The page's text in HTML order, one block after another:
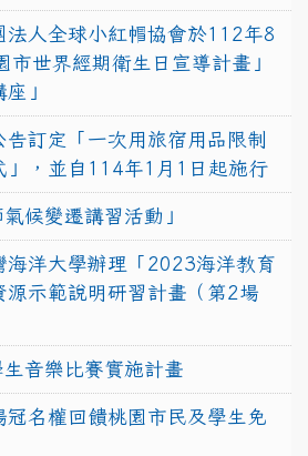
法人全球小紅帽協會於112年8
市世界經期衛生日宣導計畫」
」
訂定「一次用旅宿用品限制
」，並自114年1月1日起施行
候變遷講習活動」
海洋大學辦理「2023海洋教育
源示範說明研習計畫（第2場
音樂比賽實施計畫
冠名權回饋桃園市民及學生免